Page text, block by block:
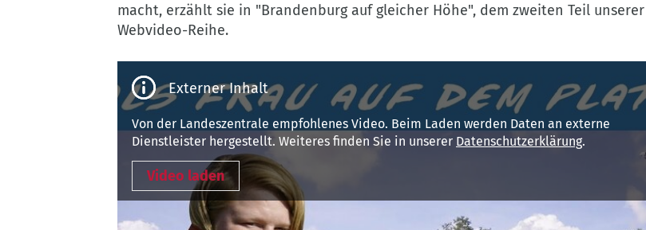
macht, erzählt sie in "Brandenburg auf gleicher Höhe", dem zweiten Teil unserer
Webvideo-Reihe.
party
content
Von der Landeszentrale empfohlenes Video. Beim Laden werden Daten an externe
Dienstleister hergestellt. Weiteres finden Sie in unserer Datenschutzerklärung.
Video laden